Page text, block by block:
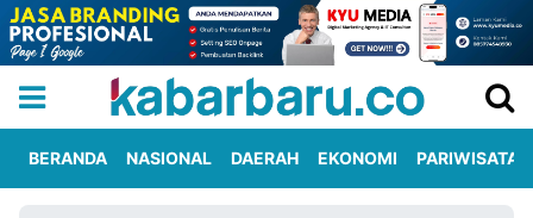
BERANDA NASIONAL DAERAH EKONOMI PARIWISATA